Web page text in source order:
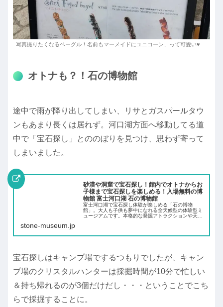
写真撮りたくなるベーグル！名前もマーメイドにユニコーン、って可愛い♥️
オトナも？！石の博物館
途中で雨が降り出してしまい、リサとガスパールタウ
ンもあまり長くは居れず。河口湖方面へ移動してる道
中で「宝石探し」とののぼりを見つけ、思わず寄って
しまいました。
砂漠や洞窟で宝石探し！館内でオトナからお
子様まで宝石探しを楽しめる！入場無料の博
物館 富士河口湖 石の博物館
富士河口湖で宝石探し体験が楽しめる「石の博物
館」。大人も子供も夢中になれる全天候型の体験型ミ
ュージアムです。本格的な発掘アトラクションや天然
stone-museum.jp
宝石探しはキャンプ場でするつもりでしたが、キャン
プ場のクリスタルハンターは採掘時間が10分で忙しい
＆持ち帰れるのが3個だけだし・・・ということでこち
らで採掘することに。